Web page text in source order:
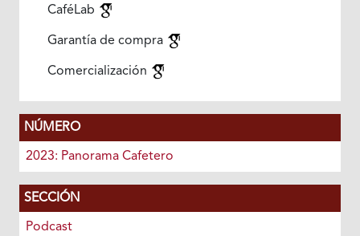
CaféLab
Garantía de compra
Comercialización
NÚMERO
2023: Panorama Cafetero
SECCIÓN
Podcast